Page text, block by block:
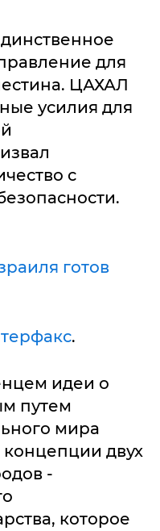
для
ЦАХАЛ
усилия для
с
готов
.
идеи о
путем
мира
концепции двух
-
которое